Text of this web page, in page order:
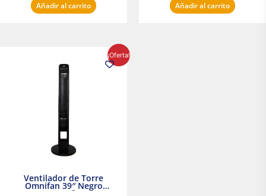
Añadir al carrito Añadir al carrito
¡Oferta!
Ventilador de Torre
Omnifan 39″ Negro
Masterfan
original
era:
precio
actual